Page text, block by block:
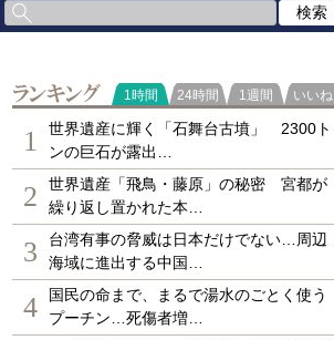
ランキング
1時間 24時間 1週間 いいね
1
世界遺産に輝く「石舞台古墳」 2300ト
ンの巨石が露出…
2
世界遺産「飛鳥・藤原」の秘密 宮都が
繰り返し置かれた本…
3
台湾有事の脅威は日本だけでない…周辺
海域に進出する中国…
4
国民の命まで、まるで湯水のごとく使う
プーチン…死傷者増…